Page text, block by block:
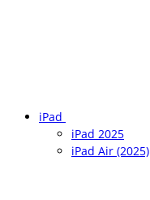
iPad
iPad 2025
iPad Air (2025)